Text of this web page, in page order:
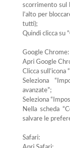
scorrimento sul
l’alto per
tutti);
Quindi clicca su
Google Chrome:
Apri Google
Clicca sull’icona
Seleziona
avanzate”;
Seleziona
Nella scheda
salvare le
Safari: